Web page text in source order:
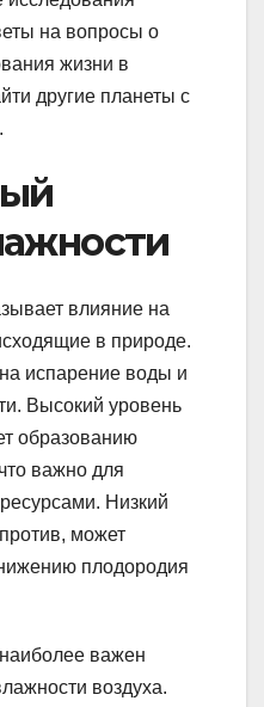
на вопросы о
жизни в
другие планеты с
влияние на
в природе.
испарение воды и
Высокий уровень
образованию
важно для
Низкий
может
плодородия
важен
воздуха.